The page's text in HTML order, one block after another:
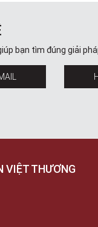
bạn tìm đúng giải
VIỆT THƯƠNG